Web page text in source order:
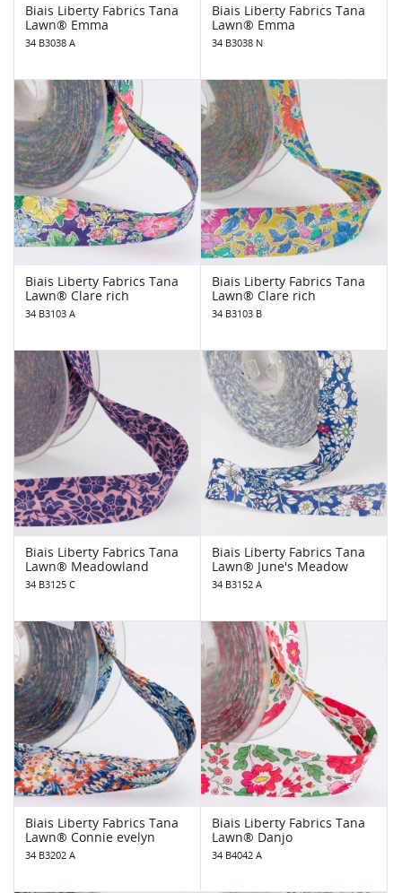
Biais Liberty Fabrics Tana
Lawn® Emma
34 B3038 A
Biais Liberty Fabrics Tana
Lawn® Emma
34 B3038 N
Biais Liberty Fabrics Tana
Lawn® Clare rich
34 B3103 A
Biais Liberty Fabrics Tana
Lawn® Clare rich
34 B3103 B
Biais Liberty Fabrics Tana
Lawn® Meadowland
34 B3125 C
Biais Liberty Fabrics Tana
Lawn® June's Meadow
34 B3152 A
Biais Liberty Fabrics Tana
Lawn® Connie evelyn
34 B3202 A
Biais Liberty Fabrics Tana
Lawn® Danjo
34 B4042 A